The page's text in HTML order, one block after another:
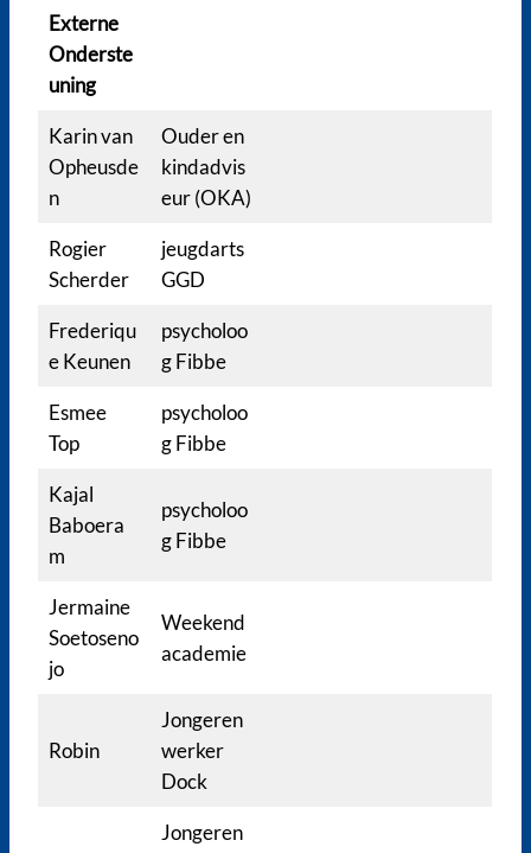
Externe
Onderste
uning
Karin van
Opheusde
n
Ouder en
kindadvis
eur (OKA)
Rogier
Scherder
jeugdarts
GGD
Frederiqu
e Keunen
psycholoo
g Fibbe
Esmee
Top
psycholoo
g Fibbe
Kajal
Baboera
m
psycholoo
g Fibbe
Jermaine
Soetoseno
jo
Weekend
academie
Robin
Jongeren
werker
Dock
Jongeren